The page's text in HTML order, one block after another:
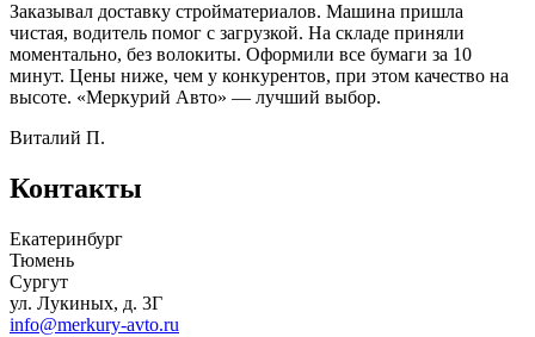
Заказывал доставку стройматериалов. Машина пришла
чистая, водитель помог с загрузкой. На складе приняли
моментально, без волокиты. Оформили все бумаги за 10
минут. Цены ниже, чем у конкурентов, при этом качество на
высоте. «Меркурий Авто» — лучший выбор.
Виталий П.
Контакты
Екатеринбург
Тюмень
Сургут
ул. Лукиных, д. 3Г
info@merkury-avto.ru